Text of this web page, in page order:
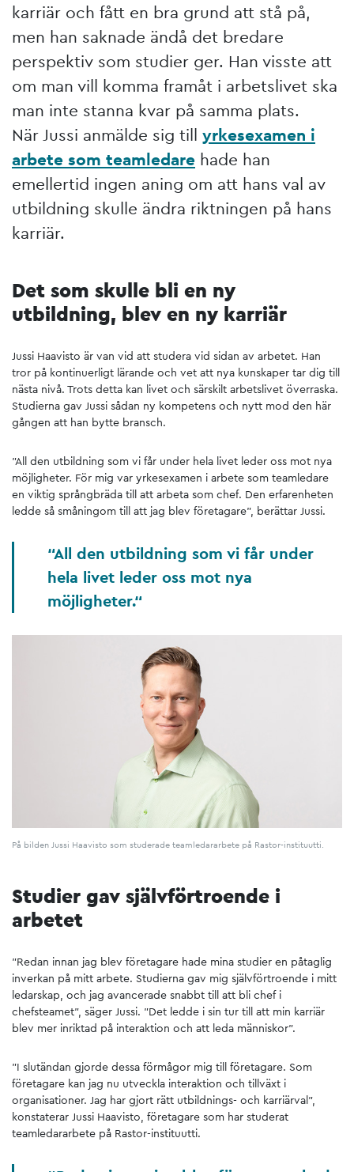
karriär och fått en bra grund att stå på,
men han saknade ändå det bredare
perspektiv som studier ger. Han visste att
om man vill komma framåt i arbetslivet ska
man inte stanna kvar på samma plats.
När Jussi anmälde sig till yrkesexamen i
arbete som teamledare hade han
emellertid ingen aning om att hans val av
utbildning skulle ändra riktningen på hans
karriär.
Det som skulle bli en ny
utbildning, blev en ny karriär
Jussi Haavisto är van vid att studera vid sidan av arbetet. Han
tror på kontinuerligt lärande och vet att nya kunskaper tar dig till
nästa nivå. Trots detta kan livet och särskilt arbetslivet överraska.
Studierna gav Jussi sådan ny kompetens och nytt mod den här
gången att han bytte bransch.
"All den utbildning som vi får under hela livet leder oss mot nya
möjligheter. För mig var yrkesexamen i arbete som teamledare
en viktig språngbräda till att arbeta som chef. Den erfarenheten
ledde så småningom till att jag blev företagare", berättar Jussi.
All den utbildning som vi får under
hela livet leder oss mot nya
möjligheter.
På bilden Jussi Haavisto som studerade teamledararbete på Rastor-instituutti.
Studier gav självförtroende i
arbetet
"Redan innan jag blev företagare hade mina studier en påtaglig
inverkan på mitt arbete. Studierna gav mig självförtroende i mitt
ledarskap, och jag avancerade snabbt till att bli chef i
chefsteamet”, säger Jussi. ”Det ledde i sin tur till att min karriär
blev mer inriktad på interaktion och att leda människor”.
”I slutändan gjorde dessa förmågor mig till företagare. Som
företagare kan jag nu utveckla interaktion och tillväxt i
organisationer. Jag har gjort rätt utbildnings- och karriärval”,
konstaterar Jussi Haavisto, företagare som har studerat
teamledararbete på Rastor-instituutti.